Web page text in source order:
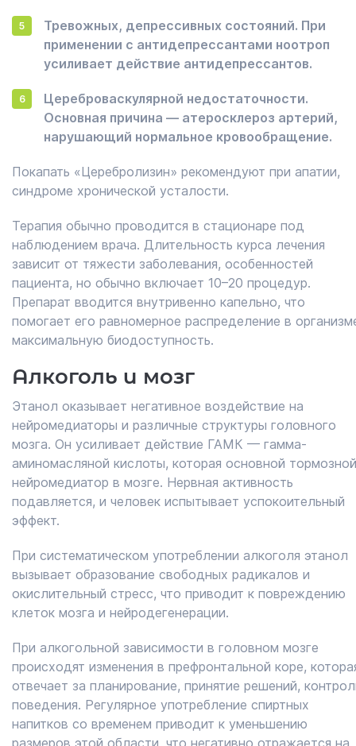
Тревожных, депрессивных состояний. При
применении с антидепрессантами ноотроп
усиливает действие антидепрессантов.
Цереброваскулярной недостаточности.
Основная причина — атеросклероз артерий,
нарушающий нормальное кровообращение.
Покапать «Церебролизин» рекомендуют при апатии,
синдроме хронической усталости.
Терапия обычно проводится в стационаре под
наблюдением врача. Длительность курса лечения
зависит от тяжести заболевания, особенностей
пациента, но обычно включает 10–20 процедур.
Препарат вводится внутривенно капельно, что
помогает его равномерное распределение в
максимальную биодоступность.
Алкоголь и мозг
Этанол оказывает негативное воздействие на
нейромедиаторы и различные структуры головного
мозга. Он усиливает действие ГАМК — гамма-
аминомасляной кислоты, которая основной тормозной
нейромедиатор в мозге. Нервная активность
подавляется, и человек испытывает успокоительный
эффект.
При систематическом употреблении алкоголя этанол
вызывает образование свободных радикалов и
окислительный стресс, что приводит к повреждению
клеток мозга и нейродегенерации.
При алкогольной зависимости в головном мозге
происходят изменения в префронтальной коре,
отвечает за планирование, принятие решений,
поведения. Регулярное употребление спиртных
напитков со временем приводит к уменьшению
размеров этой области, что негативно отражается на